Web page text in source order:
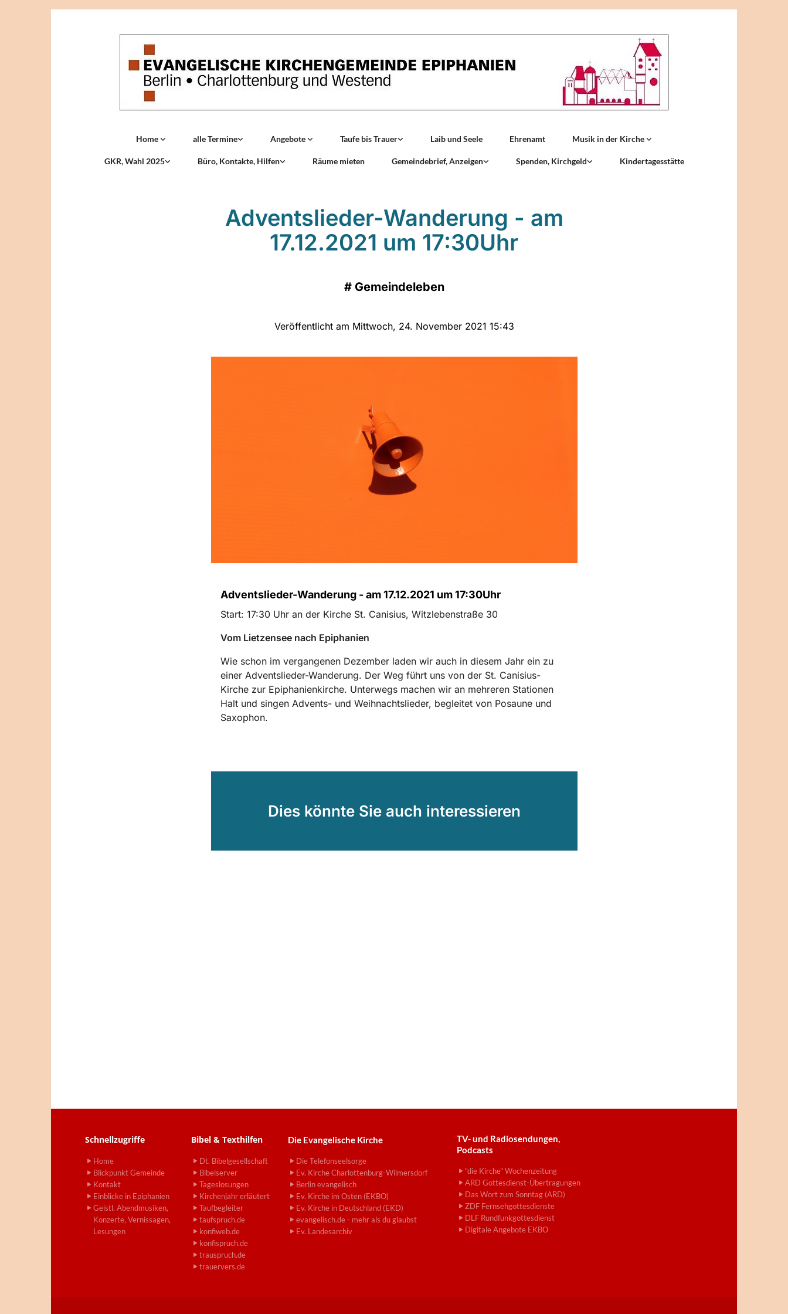
Home alle Termine Angebote Taufe bis Trauer Laib und Seele Ehrenamt Musik in der Kirche
GKR, Wahl 2025 Büro, Kontakte, Hilfen Räume mieten Gemeindebrief, Anzeigen Spenden, Kirchgeld Kindertagesstätte
Adventslieder-Wanderung - am
17.12.2021 um 17:30Uhr
# Gemeindeleben
Veröffentlicht am Mittwoch, 24. November 2021 15:43
Adventslieder-Wanderung - am 17.12.2021 um 17:30Uhr
Start: 17:30 Uhr an der Kirche St. Canisius, Witzlebenstraße 30
Vom Lietzensee nach Epiphanien
Wie schon im vergangenen Dezember laden wir auch in diesem Jahr ein zu
einer Adventslieder-Wanderung. Der Weg führt uns von der St. Canisius-
Kirche zur Epiphanienkirche. Unterwegs machen wir an mehreren Stationen
Halt und singen Advents- und Weihnachtslieder, begleitet von Posaune und
Saxophon.
Dies könnte Sie auch interessieren
Schnellzugriffe
Home
Blickpunkt Gemeinde
Kontakt
Einblicke in Epiphanien
Geistl. Abendmusiken,
Konzerte, Vernissagen,
Lesungen
Bibel & Texthilfen
Dt. Bibelgesellschaft
Bibelserver
Tageslosungen
Kirchenjahr erläutert
Taufbegleiter
taufspruch.de
konfiweb.de
konfispruch.de
trauspruch.de
trauervers.de
Die Evangelische Kirche
Die Telefonseelsorge
Ev. Kirche Charlottenburg-Wilmersdorf
Berlin evangelisch
Ev. Kirche im Osten (EKBO)
Ev. Kirche in Deutschland (EKD)
evangelisch.de - mehr als du glaubst
Ev. Landesarchiv
TV- und Radiosendungen,
Podcasts
"die Kirche" Wochenzeitung
ARD Gottesdienst-Übertragungen
Das Wort zum Sonntag (ARD)
ZDF Fernsehgottesdienste
DLF Rundfunkgottesdienst
Digitale Angebote EKBO